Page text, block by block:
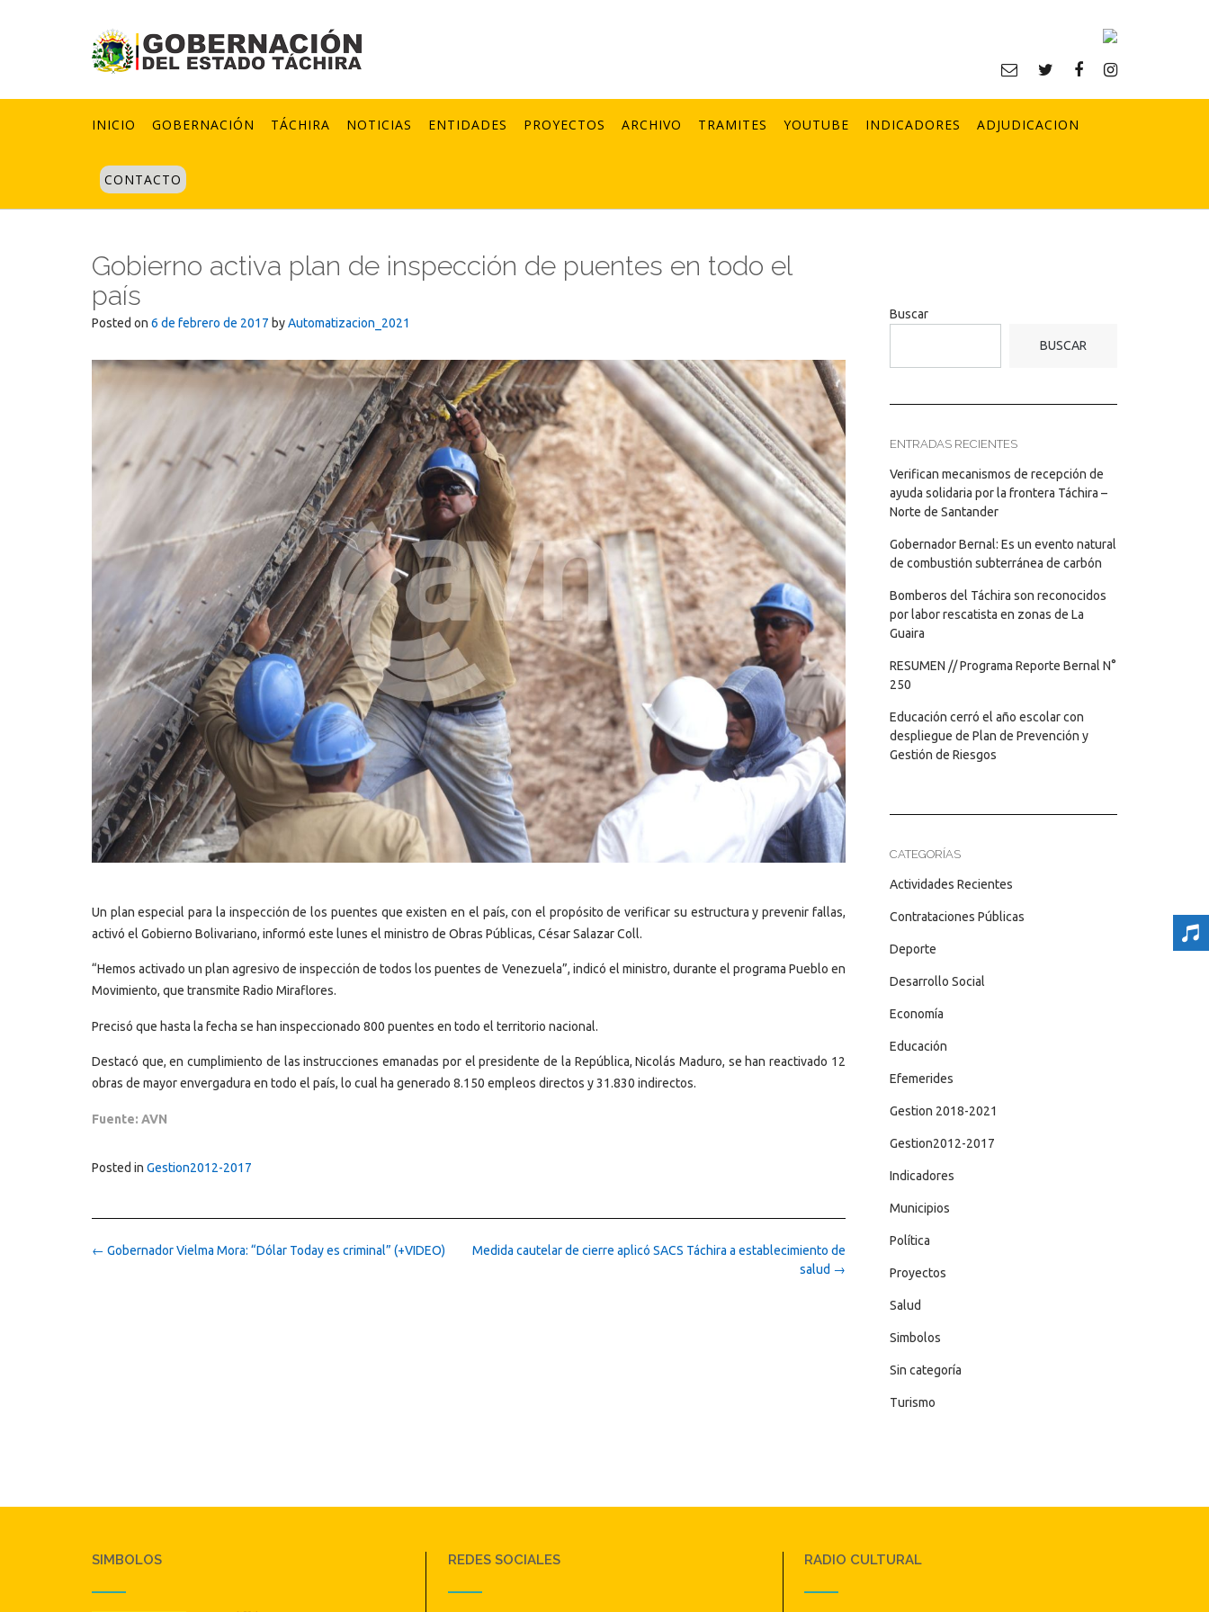
INICIO GOBERNACIÓN TÁCHIRA NOTICIAS ENTIDADES PROYECTOS ARCHIVO TRAMITES YOUTUBE INDICADORES ADJUDICACION
CONTACTO
Gobierno activa plan de inspección de puentes en todo el
país
Posted on 6 de febrero de 2017 byAutomatizacion_2021
Un plan especial para la inspección de los puentes que existen en el país, con el propósito de verificar su estructura y prevenir fallas,
activó el Gobierno Bolivariano, informó este lunes el ministro de Obras Públicas, César Salazar Coll.
“Hemos activado un plan agresivo de inspección de todos los puentes de Venezuela”, indicó el ministro, durante el programa Pueblo en
Movimiento, que transmite Radio Miraflores.
Precisó que hasta la fecha se han inspeccionado 800 puentes en todo el territorio nacional.
Destacó que, en cumplimiento de las instrucciones emanadas por el presidente de la República, Nicolás Maduro, se han reactivado 12
obras de mayor envergadura en todo el país, lo cual ha generado 8.150 empleos directos y 31.830 indirectos.
Fuente: AVN
Posted in Gestion2012-2017
Post
Medida cautelar de cierre aplicó SACS Táchira a establecimiento de
salud →
← Gobernador Vielma Mora: “Dólar Today es criminal” (+VIDEO)
Buscar
BUSCAR
ENTRADAS RECIENTES
Verifican mecanismos de recepción de
ayuda solidaria por la frontera Táchira –
Norte de Santander
Gobernador Bernal: Es un evento natural
de combustión subterránea de carbón
Bomberos del Táchira son reconocidos
por labor rescatista en zonas de La
Guaira
RESUMEN // Programa Reporte Bernal N°
250
Educación cerró el año escolar con
despliegue de Plan de Prevención y
Gestión de Riesgos
CATEGORÍAS
Actividades Recientes
Contrataciones Públicas
Deporte
Desarrollo Social
Economía
Educación
Efemerides
Gestion 2018-2021
Gestion2012-2017
Indicadores
Municipios
Política
Proyectos
Salud
Simbolos
Sin categoría
Turismo
SIMBOLOS REDES SOCIALES RADIO CULTURAL